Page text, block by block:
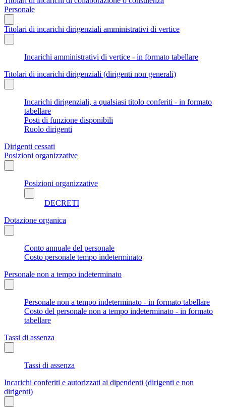
Personale
Titolari di incarichi dirigenziali amministrativi di vertice
Incarichi amministrativi di vertice - in formato tabellare
Titolari di incarichi dirigenziali (dirigenti non generali)
Incarichi dirigenziali, a qualsiasi titolo conferiti - in formato
tabellare
Posti di funzione disponibili
Ruolo dirigenti
Dirigenti cessati
Posizioni organizzative
Posizioni organizzative
DECRETI
Dotazione organica
Conto annuale del personale
Costo personale tempo indeterminato
Personale non a tempo indeterminato
Personale non a tempo indeterminato - in formato tabellare
Costo del personale non a tempo indeterminato - in formato
tabellare
Tassi di assenza
Tassi di assenza
Incarichi conferiti e autorizzati ai dipendenti (dirigenti e non
dirigenti)